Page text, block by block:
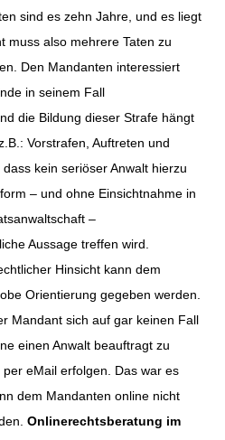
sind es zehn Jahre, und es liegt
muss also mehrere Taten zu
Den Mandanten interessiert
in seinem Fall
die Bildung dieser Strafe hängt
Vorstrafen, Auftreten und
kein seriöser Anwalt hierzu
– und ohne Einsichtnahme in
–
Aussage treffen wird.
Hinsicht kann dem
Orientierung gegeben werden.
Mandant sich auf gar keinen Fall
einen Anwalt beauftragt zu
eMail erfolgen. Das war es
dem Mandanten online nicht
Onlinerechtsberatung im